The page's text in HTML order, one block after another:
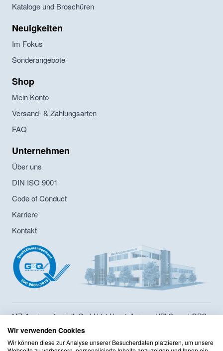
Kataloge und Broschüren
Neuigkeiten
Im Fokus
Sonderangebote
Shop
Mein Konto
Versand- & Zahlungsarten
FAQ
Unternehmen
Über uns
DIN ISO 9001
Code of Conduct
Karriere
Kontakt
MZ-Analysentechnik GmbH ist Hersteller von HPLC- und GPC-
Säulen sowie Lieferant von Chromatographiesäulen und
Zubehör seit 1986. Das Unternehmen hat ein
Innerbertriebliches Compliance Programm sowie ein
Wir verwenden Cookies
Wir können diese zur Analyse unserer Besucherdaten platzieren, um unsere